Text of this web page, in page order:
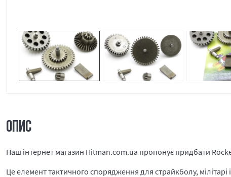
ОПИС
Наш інтернет магазин Hitman.com.ua пропонує придбати
Це елемент тактичного спорядження для страйкболу,